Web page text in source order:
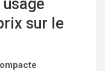
sur le